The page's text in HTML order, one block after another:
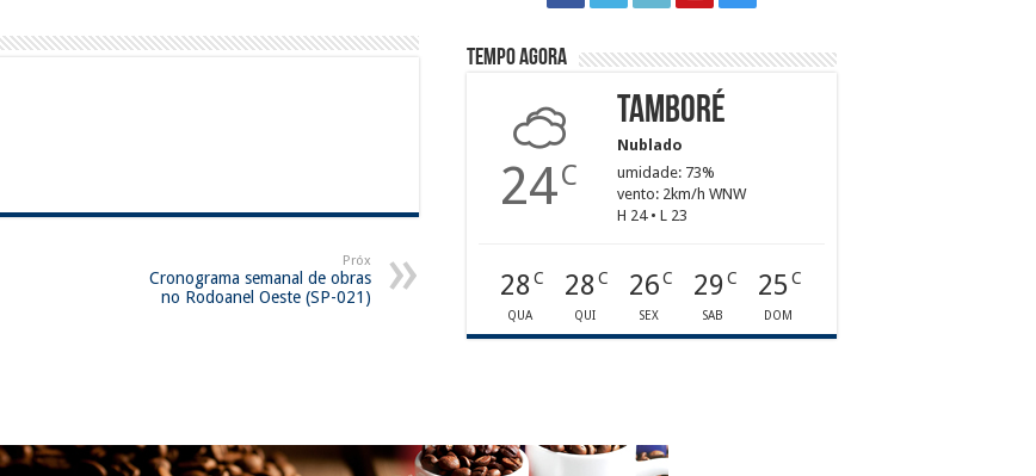
Próx
Cronograma semanal de obras
no Rodoanel Oeste (SP-021)
Tempo agora
24C
Tamboré
Nublado
umidade: 73%
vento: 2km/h WNW
H 24 • L 23
28 C
QUA
28 C
QUI
26 C
SEX
29 C
SAB
25 C
DOM